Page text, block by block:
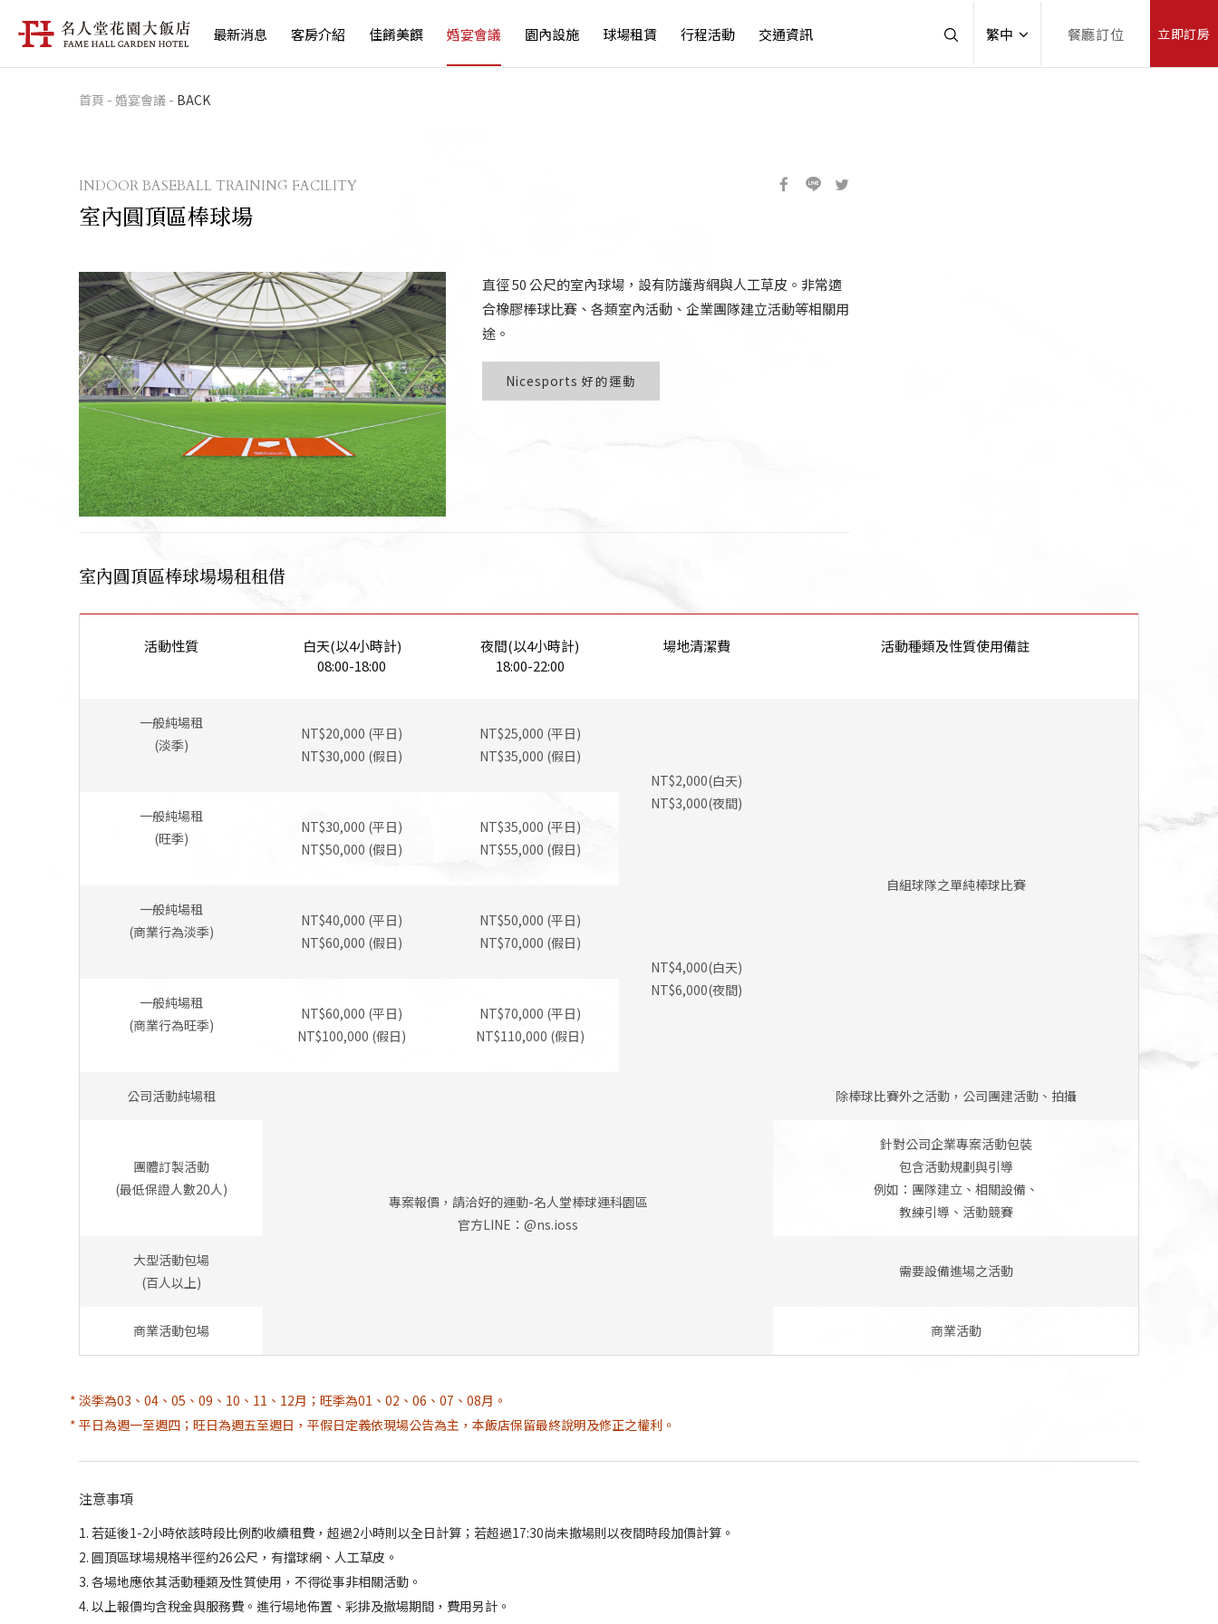
最新消息 客房介紹 佳餚美饌 婚宴會議 園內設施 球場租賃 行程活動 交通資訊 繁中 餐廳訂位 立即訂房
首頁 - 婚宴會議 - BACK
INDOOR BASEBALL TRAINING FACILITY
室內圓頂區棒球場
直徑 50 公尺的室內球場，設有防護背網與人工草皮。非常適
合橡膠棒球比賽、各類室內活動、企業團隊建立活動等相關用
途。
Nicesports 好的運動
室內圓頂區棒球場場租租借
活動性質
白天(以4小時計)
08:00-18:00
夜間(以4小時計)
18:00-22:00
場地清潔費 活動種類及性質使用備註
一般純場租
(淡季)
NT$20,000 (平日)
NT$30,000 (假日)
NT$25,000 (平日)
NT$35,000 (假日)
NT$2,000(白天)
NT$3,000(夜間)
自組球隊之單純棒球比賽
一般純場租
(旺季)
NT$30,000 (平日)
NT$50,000 (假日)
NT$35,000 (平日)
NT$55,000 (假日)
一般純場租
(商業行為淡季)
NT$40,000 (平日)
NT$60,000 (假日)
NT$50,000 (平日)
NT$70,000 (假日)
NT$4,000(白天)
NT$6,000(夜間)
一般純場租
(商業行為旺季)
NT$60,000 (平日)
NT$100,000 (假日)
NT$70,000 (平日)
NT$110,000 (假日)
公司活動純場租
專案報價，請洽好的運動-名人堂棒球運科園區
官方LINE：@ns.ioss
除棒球比賽外之活動，公司團建活動、拍攝
團體訂製活動
(最低保證人數20人)
針對公司企業專案活動包裝
包含活動規劃與引導
例如：團隊建立、相關設備、
教練引導、活動競賽
大型活動包場
(百人以上)
需要設備進場之活動
商業活動包場 商業活動
* 淡季為03、04、05、09、10、11、12月；旺季為01、02、06、07、08月。
* 平日為週一至週四；旺日為週五至週日，平假日定義依現場公告為主，本飯店保留最終說明及修正之權利。
注意事項
1. 若延後1-2小時依該時段比例酌收續租費，超過2小時則以全日計算；若超過17:30尚未撤場則以夜間時段加價計算。
2. 圓頂區球場規格半徑約26公尺，有擋球網、人工草皮。
3. 各場地應依其活動種類及性質使用，不得從事非相關活動。
4. 以上報價均含稅金與服務費。進行場地佈置、彩排及撤場期間，費用另計。